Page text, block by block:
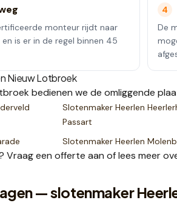
monteur rijdt naar
is er in de regel binnen 45
4
De
Nieuw Lotbroek
bedienen we de omliggende
Slotenmaker Heerlen
Passart
Slotenmaker Heerlen
Vraag een offerte aan of lees meer
— slotenmaker